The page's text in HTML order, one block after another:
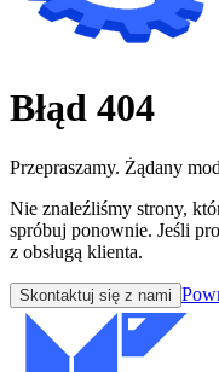
Błąd 404
Przepraszamy. Żądany
Nie znaleźliśmy strony,
spróbuj ponownie. Jeśli
z obsługą klienta.
Skontaktuj się z nami